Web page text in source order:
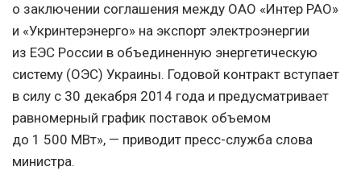
о заключении соглашения между ОАО «Интер РАО»
и «Укринтерэнерго» на экспорт электроэнергии
из ЕЭС России в объединенную энергетическую
систему (ОЭС) Украины. Годовой контракт вступает
в силу с 30 декабря 2014 года и предусматривает
равномерный график поставок объемом
до 1 500 МВт», — приводит пресс-служба слова
министра.